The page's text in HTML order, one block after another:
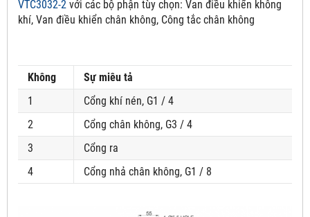
VTC3032-2 với các bộ phận tùy chọn: Van điều khiển không
khí, Van điều khiển chân không, Công tắc chân không
Không
Sự miêu tả
1
Cổng khí nén, G1 / 4
2
Cổng chân không, G3 / 4
3
Cổng ra
4
Cổng nhả chân không, G1 / 8